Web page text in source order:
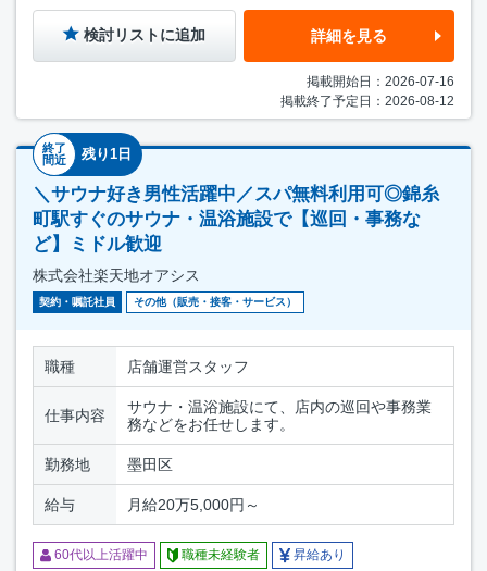
検討リストに追加 詳細を見る
掲載開始日：2026-07-16
掲載終了予定日：2026-08-12
終了
間近
残り1日
＼サウナ好き男性活躍中／スパ無料利用可◎錦糸
町駅すぐのサウナ・温浴施設で【巡回・事務な
ど】ミドル歓迎
株式会社楽天地オアシス
契約・嘱託社員 その他（販売・接客・サービス）
職種 店舗運営スタッフ
仕事内容
サウナ・温浴施設にて、店内の巡回や事務業
務などをお任せします。
勤務地 墨田区
給与 月給20万5,000円～
60代以上活躍中 職種未経験者 昇給あり